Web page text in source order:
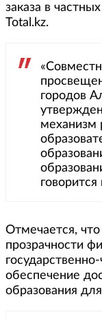
заказа в
Total.kz.
городов
механизм
Отмечается,
прозрачности
обеспечение
образования